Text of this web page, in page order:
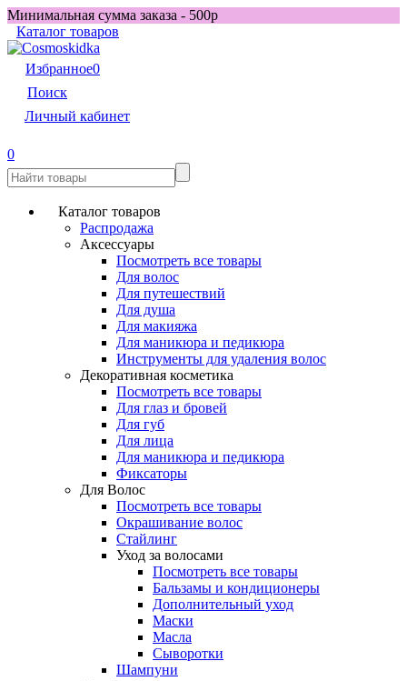
Минимальная сумма заказа - 500р
Каталог товаров
Избранное0
Поиск
Личный кабинет
0
Каталог товаров
Распродажа
Аксессуары
Посмотреть все товары
Для волос
Для путешествий
Для душа
Для макияжа
Для маникюра и педикюра
Инструменты для удаления волос
Декоративная косметика
Посмотреть все товары
Для глаз и бровей
Для губ
Для лица
Для маникюра и педикюра
Фиксаторы
Для Волос
Посмотреть все товары
Окрашивание волос
Стайлинг
Уход за волосами
Посмотреть все товары
Бальзамы и кондиционеры
Дополнительный уход
Маски
Масла
Сыворотки
Шампуни